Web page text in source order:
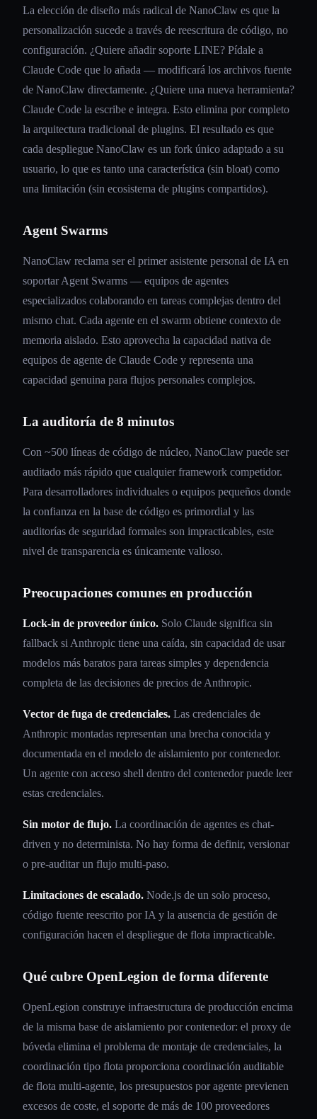
La elección de diseño más radical de NanoClaw es que la
personalización sucede a través de reescritura de código, no
configuración. ¿Quiere añadir soporte LINE? Pídale a
Claude Code que lo añada — modificará los archivos fuente
de NanoClaw directamente. ¿Quiere una nueva herramienta?
Claude Code la escribe e integra. Esto elimina por completo
la arquitectura tradicional de plugins. El resultado es que
cada despliegue NanoClaw es un fork único adaptado a su
usuario, lo que es tanto una característica (sin bloat) como
una limitación (sin ecosistema de plugins compartidos).
Agent Swarms
NanoClaw reclama ser el primer asistente personal de IA en
soportar Agent Swarms — equipos de agentes
especializados colaborando en tareas complejas dentro del
mismo chat. Cada agente en el swarm obtiene contexto de
memoria aislado. Esto aprovecha la capacidad nativa de
equipos de agente de Claude Code y representa una
capacidad genuina para flujos personales complejos.
La auditoría de 8 minutos
Con ~500 líneas de código de núcleo, NanoClaw puede ser
auditado más rápido que cualquier framework competidor.
Para desarrolladores individuales o equipos pequeños donde
la confianza en la base de código es primordial y las
auditorías de seguridad formales son impracticables, este
nivel de transparencia es únicamente valioso.
Preocupaciones comunes en producción
Lock-in de proveedor único. Solo Claude significa sin
fallback si Anthropic tiene una caída, sin capacidad de usar
modelos más baratos para tareas simples y dependencia
completa de las decisiones de precios de Anthropic.
Vector de fuga de credenciales. Las credenciales de
Anthropic montadas representan una brecha conocida y
documentada en el modelo de aislamiento por contenedor.
Un agente con acceso shell dentro del contenedor puede leer
estas credenciales.
Sin motor de flujo. La coordinación de agentes es chat-
driven y no determinista. No hay forma de definir, versionar
o pre-auditar un flujo multi-paso.
Limitaciones de escalado. Node.js de un solo proceso,
código fuente reescrito por IA y la ausencia de gestión de
configuración hacen el despliegue de flota impracticable.
Qué cubre OpenLegion de forma diferente
OpenLegion construye infraestructura de producción encima
de la misma base de aislamiento por contenedor: el proxy de
bóveda elimina el problema de montaje de credenciales, la
coordinación tipo flota proporciona coordinación auditable
de flota multi-agente, los presupuestos por agente previenen
excesos de coste, el soporte de más de 100 proveedores